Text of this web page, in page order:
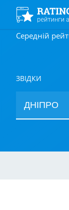
Середній
ЗВІДКИ